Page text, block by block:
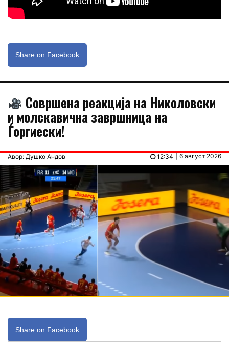
Share on Facebook
Совршена реакција на Николовски
и молскавична завршница на
Ѓоргиески!
Авор: Душко Андов | 6 август 2026
12:34
Share on Facebook